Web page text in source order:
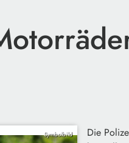
Symbolbild
Die